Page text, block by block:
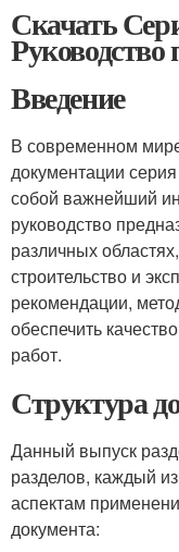
Скачать
Введение
В современном
документации
собой важнейший
руководство
различных
строительство и
рекомендации,
обеспечить
работ.
Структура
Данный выпуск
разделов, каждый
аспектам
документа: